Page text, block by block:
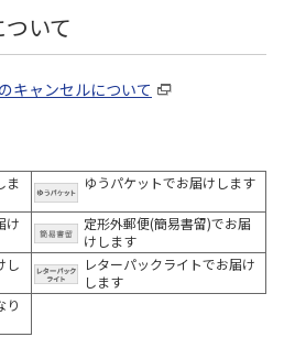
いて
キャンセルについて
ま
ゆうパケットでお届けします
け
定形外郵便(簡易書留)でお届
けします
し
レターパックライトでお届け
します
り